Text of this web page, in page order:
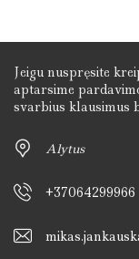
Jeigu nuspręsite
aptarsime
svarbius klausimus
Alytus
+37064299966